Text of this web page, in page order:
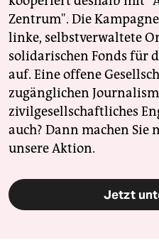
Zentrum". Die
linke, selbstverwaltete
solidarischen Fonds für
auf. Eine offene
zugänglichen
zivilgesellschaftliches
auch? Dann machen
unsere Aktion.
Jetzt